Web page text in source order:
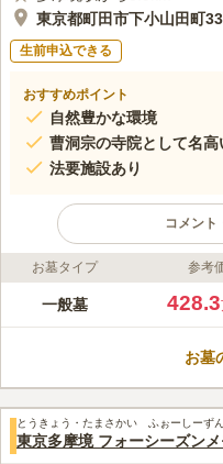
東京都町田市下小山田町
生前申込できる
おすすめポイント
自然豊かな環境
曹洞宗の寺院として名高
法要施設あり
コメント
ライフドット編集部のコメント
緑豊かな多摩丘陵に抱
の師であった大忍国
口コミ評価
みんなの評価
3.6
お墓タイプ 参考
一般墓 428.3
お墓
とうきょう・たまさかい ふぉーしーず
東京多摩境 フォーシーズン